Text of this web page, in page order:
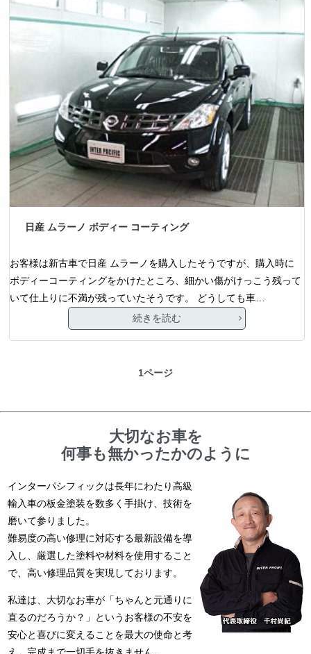
日産 ムラーノ ボディー コーティング
お客様は新古車で日産 ムラーノを購入したそうですが、購入時に
ボディーコーティングをかけたところ、細かい傷がけっこう残って
いて仕上りに不満が残っていたそうです。 どうしても車…
続きを読む
1ページ
大切なお車を
何事も無かったかのように
インターパシフィックは長年にわたり高級
輸入車の板金塗装を数多く手掛け、技術を
磨いて参りました。
難易度の高い修理に対応する最新設備を導
入し、厳選した塗料や材料を使用すること
で、高い修理品質を実現しております。
私達は、大切なお車が「ちゃんと元通りに
直るのだろうか？」というお客様の不安を
安心と喜びに変えることを最大の使命と考
え、完成まで一切手を抜きません。